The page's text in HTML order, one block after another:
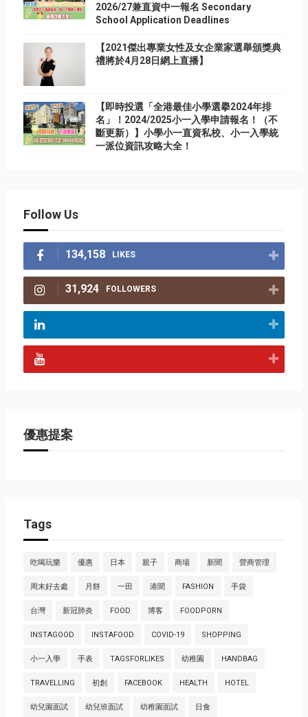
2026/27兼直資中一報名 Secondary
School Application Deadlines
【2021傑出專業女性及女企業家選舉頒獎典
禮將於4月28日網上直播】
【即時投選「全港最佳小學選擧2024年排
名」！2024/2025小一入學申請報名！（不
斷更新）】小學小一直資私校、小一入學統
一派位資訊攻略大全！
Follow Us
134,158 LIKES
31,924 FOLLOWERS
優惠提案
Tags
吃喝玩樂 優惠 日本 親子 商場 新聞 營商管理
周末好去處 月餅 一田 港聞 FASHION 手袋
台灣 新冠肺炎 FOOD 博客 FOODPORN
INSTAGOOD INSTAFOOD COVID-19 SHOPPING
小一入學 手表 TAGSFORLIKES 幼稚園 HANDBAG
TRAVELLING 初創 FACEBOOK HEALTH HOTEL
幼兒園面試 幼兒班面試 幼稚園面試 日食